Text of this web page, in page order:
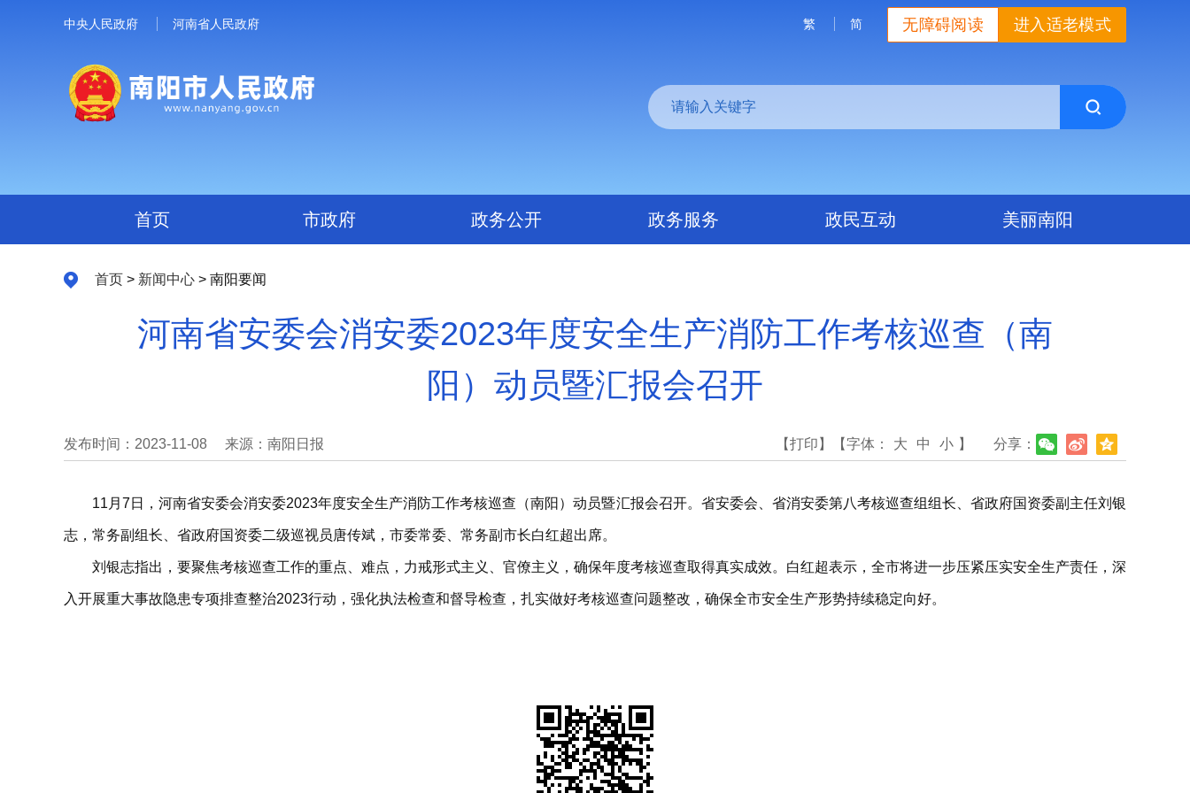
中央人民政府 河南省人民政府 进入适老模式
无障碍阅读
繁 简
首页 市政府 政务公开 政务服务 政民互动 美丽南阳
首页 > 新闻中心 > 南阳要闻
河南省安委会消安委2023年度安全生产消防工作考核巡查（南
阳）动员暨汇报会召开
发布时间：2023-11-08 来源：南阳日报 分享：
【打印】 【字体： 大 中 小 】
11月7日，河南省安委会消安委2023年度安全生产消防工作考核巡查（南阳）动员暨汇报会召开。省安委会、省消安委第八考核巡查组组长、省政府国资委副主任刘银
志，常务副组长、省政府国资委二级巡视员唐传斌，市委常委、常务副市长白红超出席。
刘银志指出，要聚焦考核巡查工作的重点、难点，力戒形式主义、官僚主义，确保年度考核巡查取得真实成效。白红超表示，全市将进一步压紧压实安全生产责任，深
入开展重大事故隐患专项排查整治2023行动，强化执法检查和督导检查，扎实做好考核巡查问题整改，确保全市安全生产形势持续稳定向好。